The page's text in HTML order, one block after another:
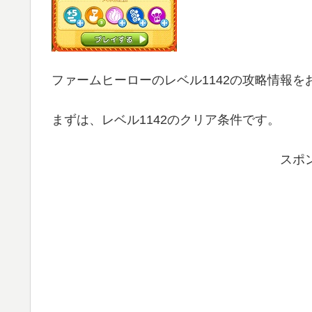
ファームヒーローのレベル1142の攻略情報を
まずは、レベル1142のクリア条件です。
スポ